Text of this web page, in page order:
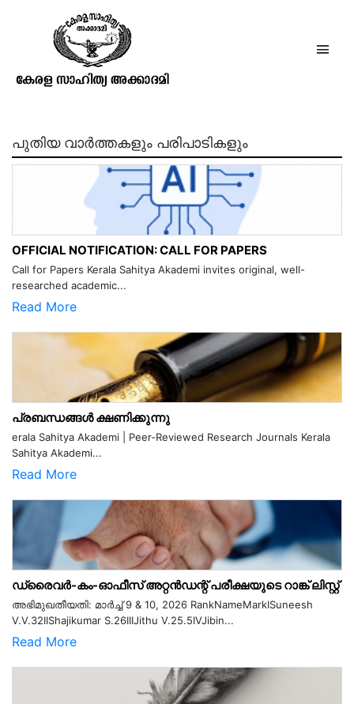
നാലപ്പാട്ടു നാരായണമേനോൻ
പുതിയ വാർത്തകളും പരിപാടികളും
OFFICIAL NOTIFICATION: CALL FOR PAPERS
Call for Papers Kerala Sahitya Akademi invites original, well-
researched academic...
Read More
പ്രബന്ധങ്ങൾ ക്ഷണിക്കുന്നു
erala Sahitya Akademi | Peer-Reviewed Research Journals Kerala
Sahitya Akademi...
Read More
ഡ്രൈവർ-കം-ഓഫീസ് അറ്റൻഡന്റ് പരീക്ഷയുടെ റാങ്ക് ലിസ്റ്റ്
അഭിമുഖതീയതി: മാർച്ച് 9 & 10, 2026 RankNameMarkISuneesh
V.V.32IIShajikumar S.26IIIJithu V.25.5IVJibin...
Read More